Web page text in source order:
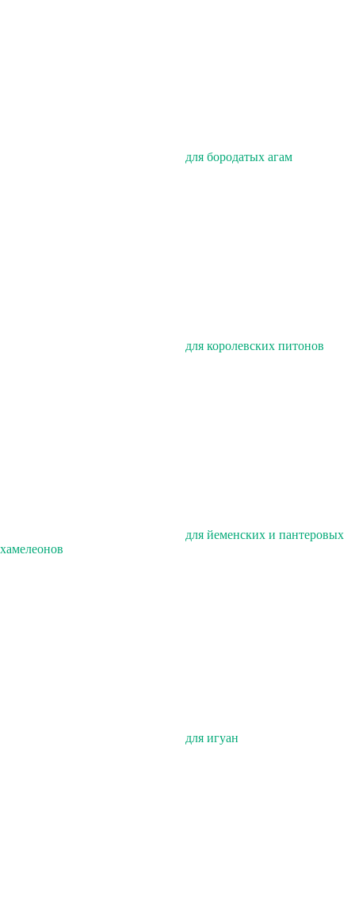
для бородатых агам
для королевских питонов
для йеменских и пантеровых
хамелеонов
для игуан